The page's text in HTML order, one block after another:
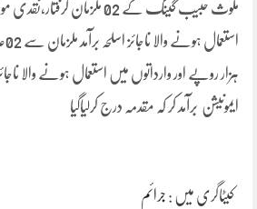
ملوث حبیب گینگ کے 02 ملزمان
ایمونیشن برآمد کر کہ مقدمہ درج کرلیاگیا
کیٹاگری میں : جرائم